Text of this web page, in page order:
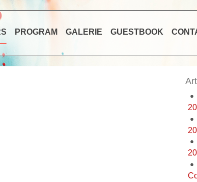
PROGRAM GALERIE GUESTBOOK